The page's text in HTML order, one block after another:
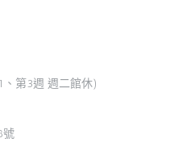
第3週 週二館休)
號